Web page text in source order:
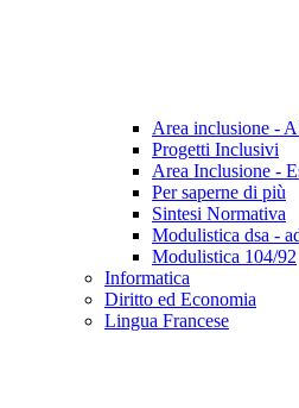
Area inclusione -
Progetti Inclusivi
Area Inclusione -
Per saperne di più
Sintesi Normativa
Modulistica dsa -
Modulistica 104/92
Informatica
Diritto ed Economia
Lingua Francese